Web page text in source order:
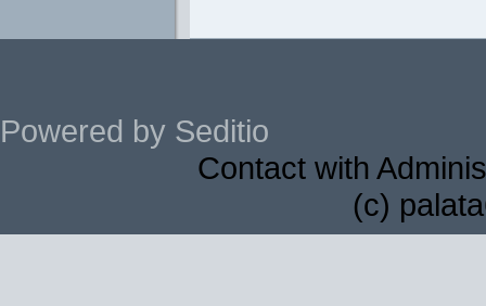
Powered by Seditio
Contact with
(c)